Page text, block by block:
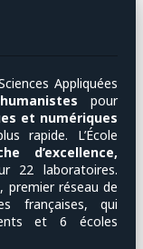
Appliquées
pour
et numériques
rapide. L’École
d’excellence,
22 laboratoires.
premier réseau de
françaises, qui
et 6 écoles